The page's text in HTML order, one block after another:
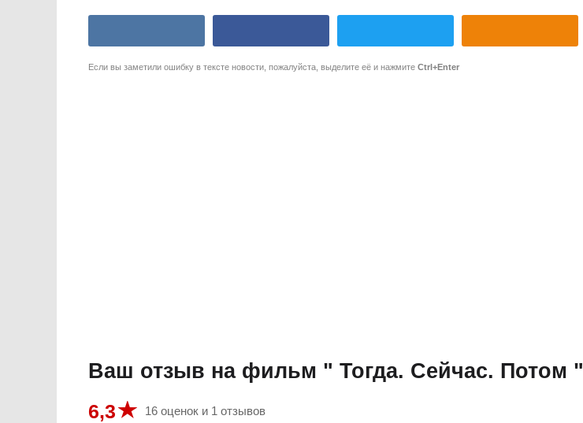
Если вы заметили ошибку в тексте новости, пожалуйста, выделите её и нажмите Ctrl+Enter
Ваш отзыв на фильм " Тогда. Сейчас. Потом "
6,3 16 оценок и 1 отзывов